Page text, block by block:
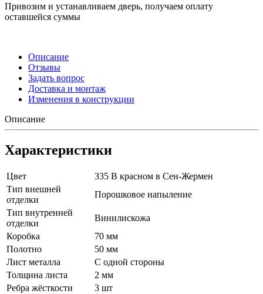
Привозим и устанавливаем дверь, получаем оплату
оставшейся суммы
Описание
Отзывы
Задать вопрос
Доставка и монтаж
Изменения в конструкции
Описание
Характеристики
Цвет
335 В красном в Сен-Жермен
Тип внешней
отделки
Порошковое напыление
Тип внутренней
отделки
Винилискожа
Коробка
70 мм
Полотно
50 мм
Лист металла
С одной стороны
Толщина листа
2 мм
Ребра жёсткости
3 шт